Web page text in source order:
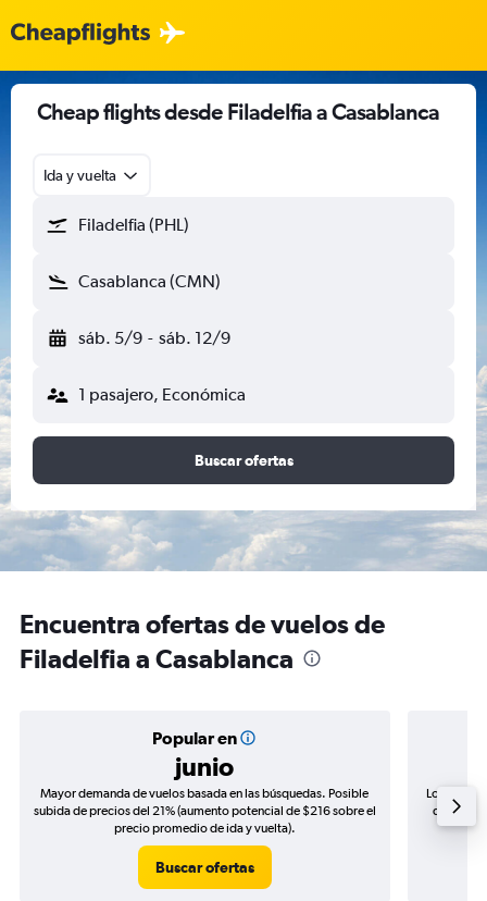
Cheap flights desde Filadelfia a Casablanca
Ida y vuelta
Filadelfia (PHL)
Casablanca (CMN)
sáb. 5/9 - sáb. 12/9
1 pasajero, Económica
Buscar ofertas
Encuentra ofertas de vuelos de
Filadelfia a Casablanca
Popular en
junio
Mayor demanda de vuelos basada en las búsquedas. Posible
subida de precios del 21% (aumento potencial de $216 sobre el
precio promedio de ida y vuelta).
Buscar ofertas
Los
de